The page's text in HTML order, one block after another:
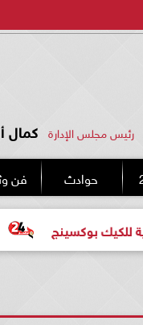
رئيس مجلس الإدارة كمال
حوادث فن
تهنئة